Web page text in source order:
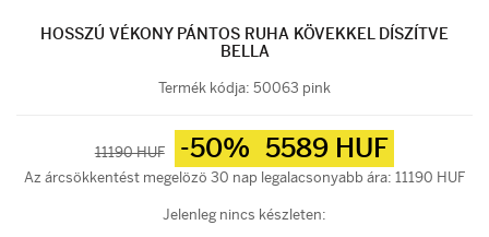
HOSSZÚ VÉKONY PÁNTOS RUHA KÖVEKKEL DÍSZÍTVE
BELLA
Termék kódja: 50063 pink
11190 HUF -50% 5589 HUF
Az árcsökkentést megelözö 30 nap legalacsonyabb ára: 11190 HUF
Jelenleg nincs készleten: